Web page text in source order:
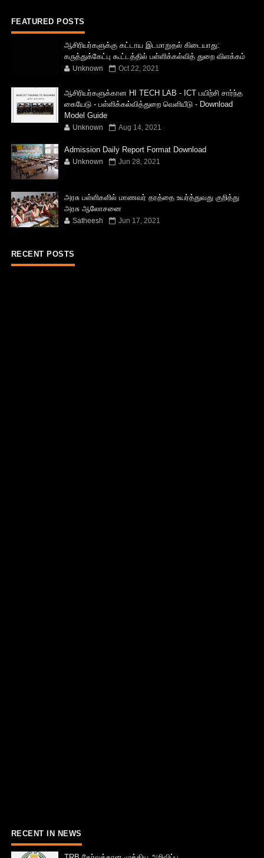
FEATURED POSTS
ஆசிரியர்களுக்கு கட்டாய இடமாறுதல் கிடையாது:
கருத்துக்கேட்பு கூட்டத்தில் பள்ளிக்கல்வித் துறை விளக்கம்
Unknown Oct 22, 2021
ஆசிரியர்களுக்கான HI TECH LAB - ICT பயிற்சி சார்ந்த
கையேடு - பள்ளிக்கல்வித்துறை வெளியீடு - Download
Model Guide
Unknown Aug 14, 2021
Admission Daily Report Format Download
Unknown Jun 28, 2021
அரசு பள்ளிகளில் மாணவர் தரத்தை உயர்த்துவது குறித்து
அரசு ஆலோசனை
Satheesh Jun 17, 2021
RECENT POSTS
RECENT IN NEWS